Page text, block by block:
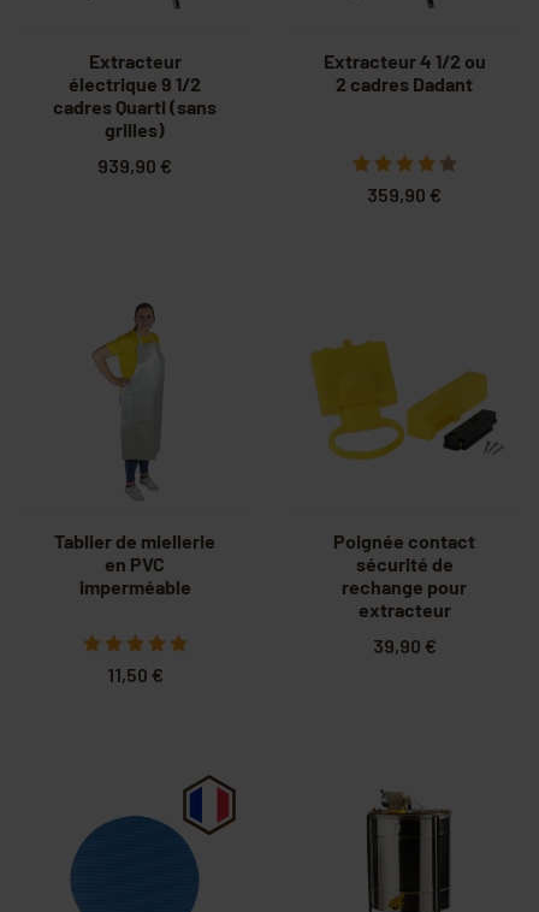
Extracteur
électrique 9 1/2
cadres Quarti (sans
grilles)
939,90 €
Extracteur 4 1/2 ou
2 cadres Dadant
359,90 €
Tablier de miellerie
en PVC
imperméable
11,50 €
Poignée contact
sécurité de
rechange pour
extracteur
39,90 €